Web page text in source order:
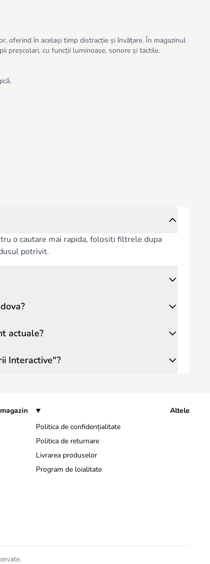
oferind în același timp distracție și învățare. În magazinul
preșcolari, cu funcții luminoase, sonore și tactile.
o cautare mai rapida, folositi filtrele dupa
potrivit.
actuale?
Interactive"?
Altele
Politica de confidențialitate
Politica de returnare
Livrarea produselor
Program de loialitate